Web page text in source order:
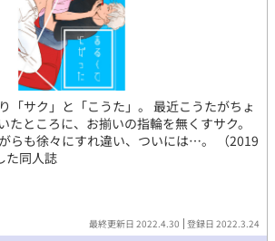
「サク」と「こうた」。 最近こうたがちょ
たところに、お揃いの指輪を無くすサク。
らも徐々にすれ違い、ついには…。 （2019
た同人誌
最終更新日 2022.4.30 登録日 2022.3.24